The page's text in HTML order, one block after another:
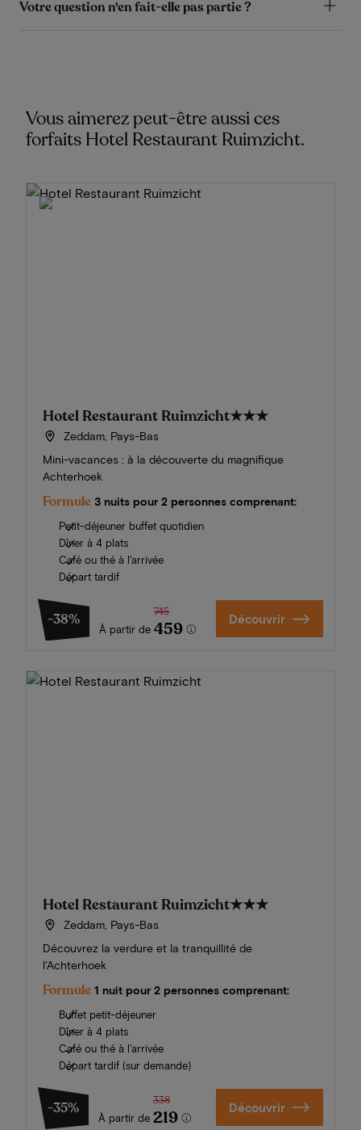
Votre question n'en fait-elle pas partie ?
Vous aimerez peut-être aussi ces
forfaits Hotel Restaurant Ruimzicht.
Hotel Restaurant Ruimzicht★★★
Zeddam, Pays-Bas
Mini-vacances : à la découverte du magnifique
Achterhoek
Formule 3 nuits pour 2 personnes comprenant:
Petit-déjeuner buffet quotidien
Dîner à 4 plats
Café ou thé à l'arrivée
Départ tardif
-38%
À partir de
745
459 Découvrir
Hotel Restaurant Ruimzicht★★★
Zeddam, Pays-Bas
Découvrez la verdure et la tranquillité de
l'Achterhoek
Formule 1 nuit pour 2 personnes comprenant:
Buffet petit-déjeuner
Dîner à 4 plats
Café ou thé à l'arrivée
Départ tardif (sur demande)
-35%
À partir de
338
219 Découvrir